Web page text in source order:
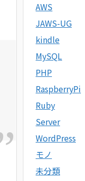
AWS
JAWS-UG
kindle
MySQL
PHP
RaspberryPi
Ruby
Server
WordPress
モノ
未分類